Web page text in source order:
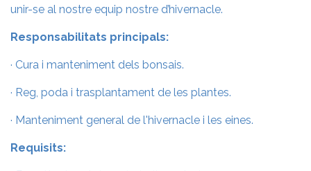
unir-se al nostre equip nostre d’hivernacle.
Responsabilitats principals:
· Cura i manteniment dels bonsais.
· Reg, poda i trasplantament de les plantes.
· Manteniment general de l'hivernacle i les eines.
Requisits: